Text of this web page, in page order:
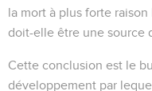
la mort à plus forte
doit-elle être une source
Cette conclusion est le
développement par